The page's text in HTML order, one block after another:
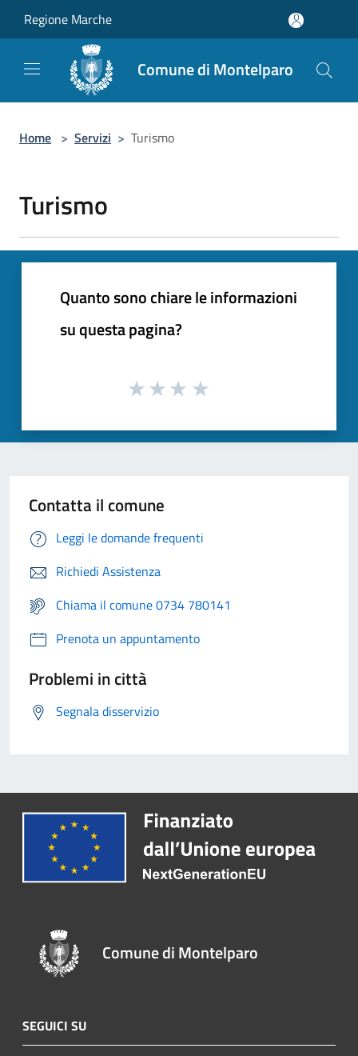
Regione Marche
Comune di Montelparo
Home > Servizi > Turismo
Turismo
Quanto sono chiare le informazioni
su questa pagina?
Contatta il comune
Leggi le domande frequenti
Richiedi Assistenza
Chiama il comune 0734 780141
Prenota un appuntamento
Problemi in città
Segnala disservizio
Comune di Montelparo
SEGUICI SU